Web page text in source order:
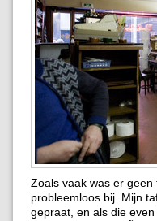
Zoals vaak was er
probleemloos bij. Mijn
gepraat, en als die